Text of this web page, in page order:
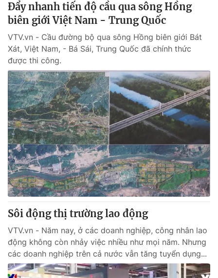
Đẩy nhanh tiến độ cầu qua sông Hồng
biên giới Việt Nam - Trung Quốc
VTV.vn - Cầu đường bộ qua sông Hồng biên giới Bát
Xát, Việt Nam, - Bá Sái, Trung Quốc đã chính thức
được thi công.
Sôi động thị trường lao động
VTV.vn - Năm nay, ở các doanh nghiệp, công nhân lao
động không còn nhảy việc nhiều như mọi năm. Nhưng
các doanh nghiệp trên cả nước vẫn tăng tuyển dụng...